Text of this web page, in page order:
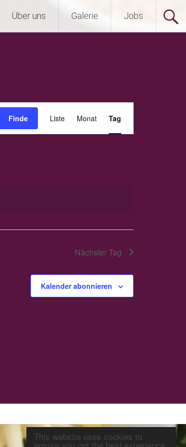
This website uses cookies to
Über uns Galerie Jobs
Finde
Ansichten-
Liste Monat Tag
Nächster Tag
Kalender abonnieren